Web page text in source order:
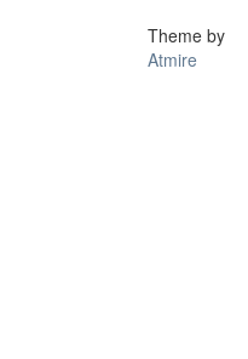
Theme by
Atmire